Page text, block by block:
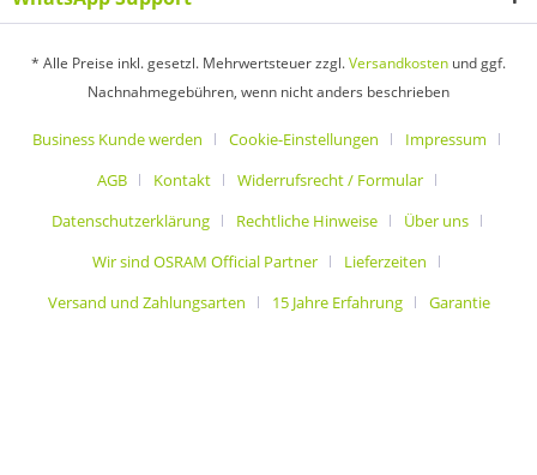
* Alle Preise inkl. gesetzl. Mehrwertsteuer zzgl.Versandkosten und ggf.
Nachnahmegebühren, wenn nicht anders beschrieben
Business Kunde werden Cookie-Einstellungen
Impressum
AGB
Kontakt
Widerrufsrecht / Formular
Datenschutzerklärung
Rechtliche Hinweise
Über uns
Wir sind OSRAM Official Partner
Lieferzeiten
Versand und Zahlungsarten
15 Jahre Erfahrung Garantie